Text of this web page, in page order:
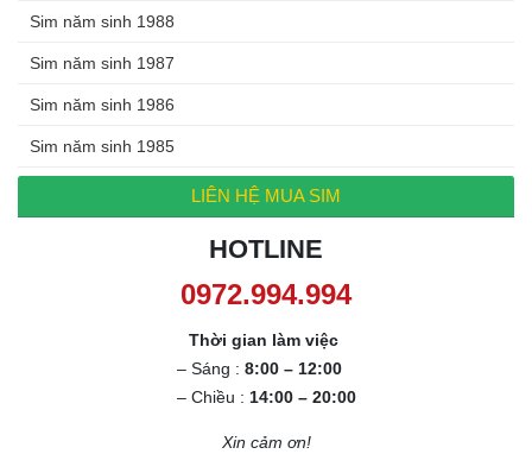
Sim năm sinh 1988
Sim năm sinh 1987
Sim năm sinh 1986
Sim năm sinh 1985
LIÊN HỆ MUA SIM
HOTLINE
0972.994.994
Thời gian làm việc
– Sáng : 8:00 – 12:00
– Chiều : 14:00 – 20:00
Xin cảm ơn!